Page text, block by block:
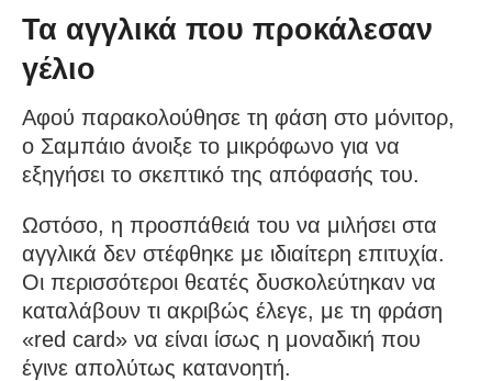
Τα αγγλικά που προκάλεσαν
γέλιο
Αφού παρακολούθησε τη φάση στο μόνιτορ,
ο Σαμπάιο άνοιξε το μικρόφωνο για να
εξηγήσει το σκεπτικό της απόφασής του.
Ωστόσο, η προσπάθειά του να μιλήσει στα
αγγλικά δεν στέφθηκε με ιδιαίτερη επιτυχία.
Οι περισσότεροι θεατές δυσκολεύτηκαν να
καταλάβουν τι ακριβώς έλεγε, με τη φράση
«red card» να είναι ίσως η μοναδική που
έγινε απολύτως κατανοητή.